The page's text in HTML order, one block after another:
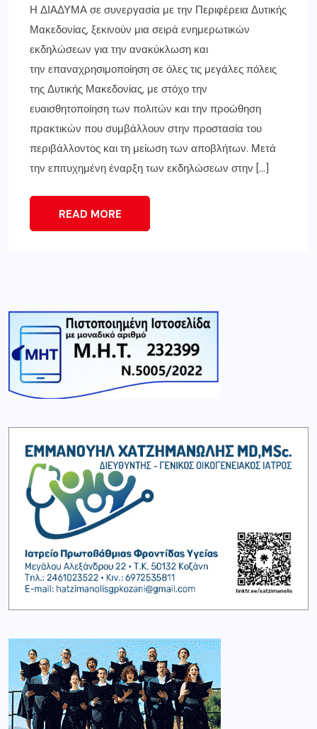
Η ΔΙΑΔΥΜΑ σε συνεργασία με την Περιφέρεια Δυτικής
Μακεδονίας, ξεκινούν μια σειρά ενημερωτικών
εκδηλώσεων για την ανακύκλωση και
την επαναχρησιμοποίηση σε όλες τις μεγάλες πόλεις
της Δυτικής Μακεδονίας, με στόχο την
ευαισθητοποίηση των πολιτών και την προώθηση
πρακτικών που συμβάλλουν στην προστασία του
περιβάλλοντος και τη μείωση των αποβλήτων. Μετά
την επιτυχημένη έναρξη των εκδηλώσεων στην […]
READ MORE